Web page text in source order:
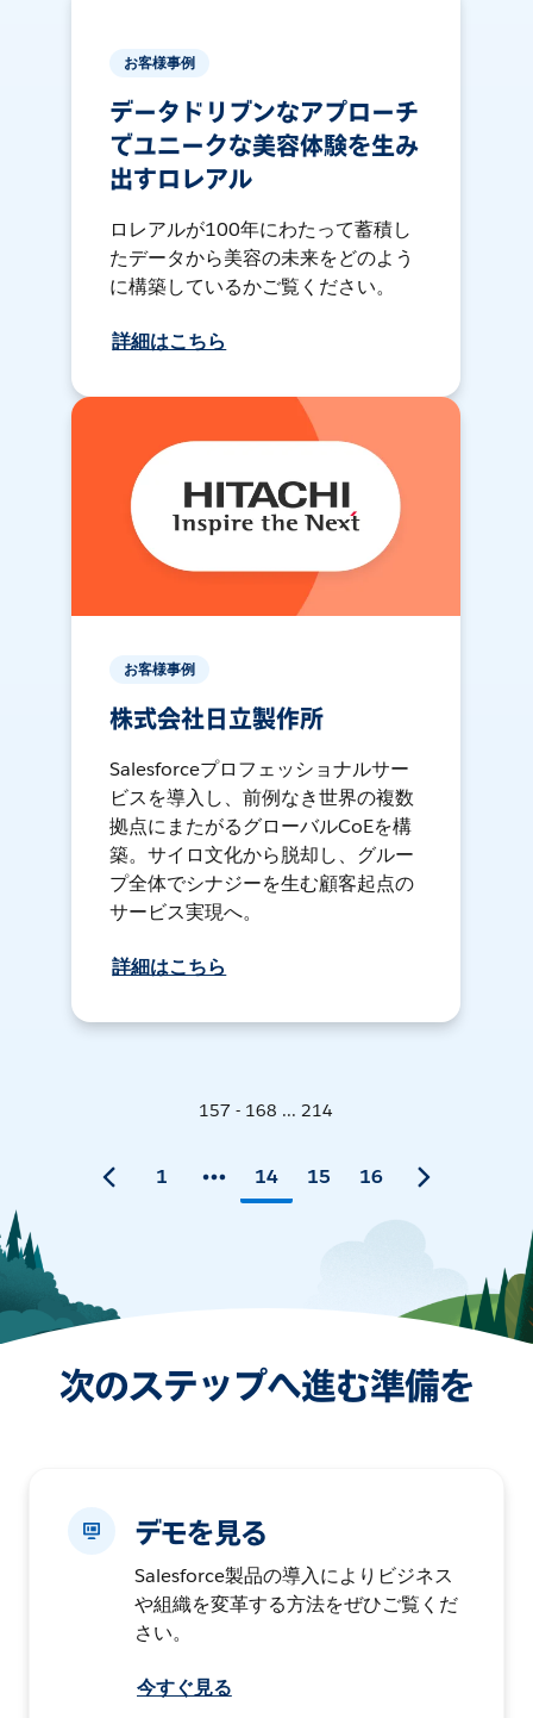
お客様事例
データドリブンなアプローチ
でユニークな美容体験を生み
出すロレアル
ロレアルが100年にわたって蓄積し
たデータから美容の未来をどのよう
に構築しているかご覧ください。
詳細はこちら
お客様事例
株式会社日立製作所
Salesforceプロフェッショナルサー
ビスを導入し、前例なき世界の複数
拠点にまたがるグローバルCoEを構
築。サイロ文化から脱却し、グルー
プ全体でシナジーを生む顧客起点の
サービス実現へ。
詳細はこちら
157 - 168 ... 214
1 14 15 16
次のステップへ進む準備を
デモを見る
Salesforce製品の導入によりビジネス
や組織を変革する方法をぜひご覧くだ
さい。
今すぐ見る